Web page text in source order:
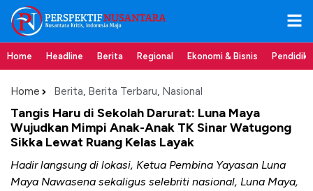
Home Headline Berita Regional Ekonomi & Bisnis
Home Berita, Berita Terbaru, Nasional
Tangis Haru di Sekolah Darurat: Luna Maya
Wujudkan Mimpi Anak-Anak TK Sinar Watugong
Sikka Lewat Ruang Kelas Layak
Hadir langsung di lokasi, Ketua Pembina Yayasan Luna
Maya Nawasena sekaligus selebriti nasional, Luna Maya,